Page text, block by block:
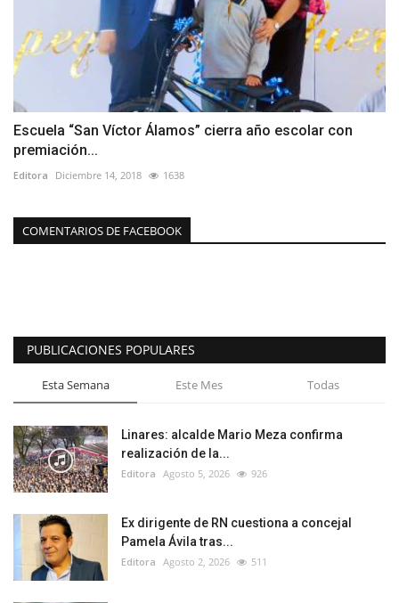
Escuela “San Víctor Álamos” cierra año escolar con
premiación...
Editora Diciembre 14, 2018 1638
COMENTARIOS DE FACEBOOK
PUBLICACIONES POPULARES
Esta Semana Este Mes Todas
Linares: alcalde Mario Meza confirma
realización de la...
Editora Agosto 5, 2026 926
Ex dirigente de RN cuestiona a concejal
Pamela Ávila tras...
Editora Agosto 2, 2026 511